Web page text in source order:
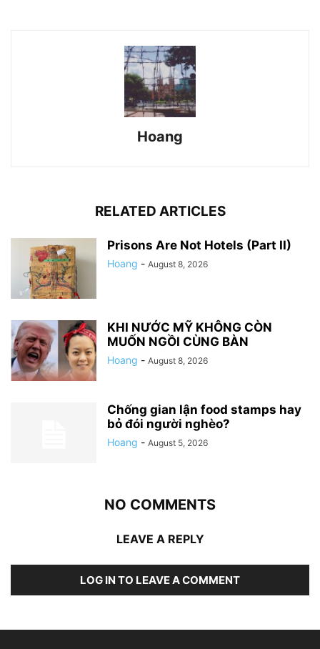
Hoang
RELATED ARTICLES
Prisons Are Not Hotels (Part II)
Hoang - August 8, 2026
KHI NƯỚC MỸ KHÔNG CÒN
MUỐN NGỒI CÙNG BÀN
Hoang - August 8, 2026
Chống gian lận food stamps hay
bỏ đói người nghèo?
Hoang - August 5, 2026
NO COMMENTS
LEAVE A REPLY
LOG IN TO LEAVE A COMMENT